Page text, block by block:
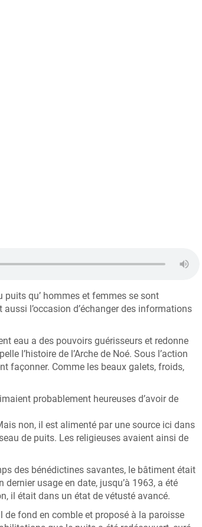
puits qu’ hommes et femmes se sont
aussi l’occasion d’échanger des informations
eau a des pouvoirs guérisseurs et redonne
l’histoire de l’Arche de Noé. Sous l’action
façonner. Comme les beaux galets, froids,
probablement heureuses d’avoir de
non, il est alimenté par une source ici dans
de puits. Les religieuses avaient ainsi de
des bénédictines savantes, le bâtiment était
usage en date, jusqu’à 1963, a été
il était dans un état de vétusté avancé.
fond en comble et proposé à la paroisse